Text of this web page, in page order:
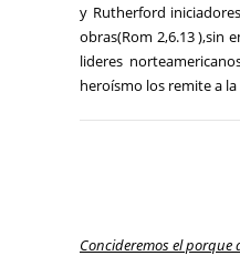
y Rutherford
obras(Rom 2,6.13 ),sin
lideres
heroísmo los remite a
Concideremos el porque